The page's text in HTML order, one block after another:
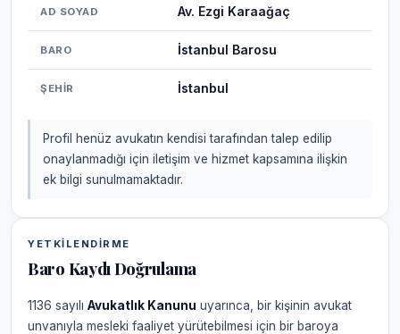
AD SOYAD Av. Ezgi Karaağaç
BARO İstanbul Barosu
ŞEHIR İstanbul
Profil henüz avukatın kendisi tarafından talep edilip
onaylanmadığı için iletişim ve hizmet kapsamına ilişkin
ek bilgi sunulmamaktadır.
YETKILENDIRME
Baro Kaydı Doğrulama
1136 sayılı Avukatlık Kanunu uyarınca, bir kişinin avukat
unvanıyla mesleki faaliyet yürütebilmesi için bir baroya